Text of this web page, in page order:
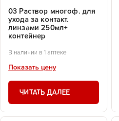
03 Раствор многоф. для
ухода за контакт.
линзами 250мл+
контейнер
В наличии в 1 аптеке
Показать цену
ЧИТАТЬ ДАЛЕЕ